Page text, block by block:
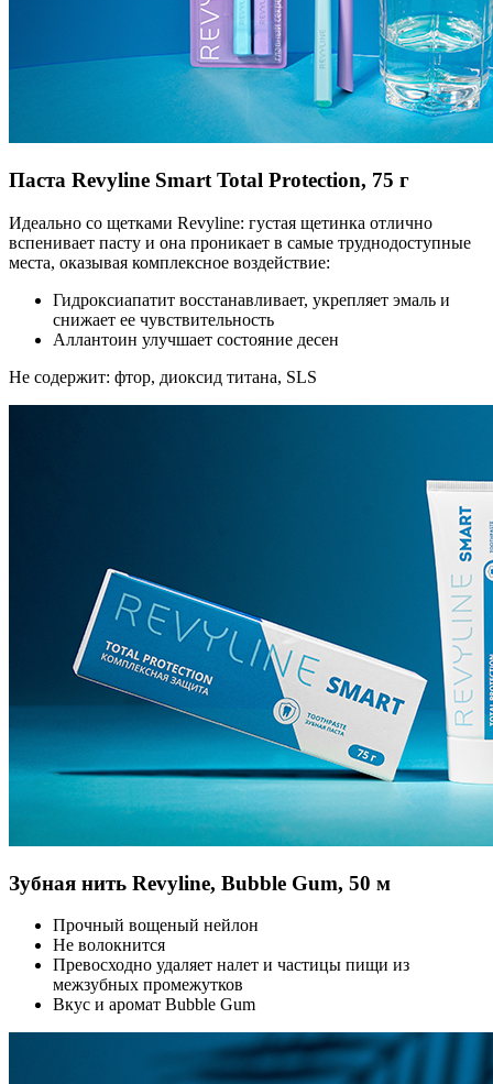
Паста Revyline Smart Total Protection, 75 г
Идеально со щетками Revyline: густая щетинка отлично
вспенивает пасту и она проникает в самые труднодоступные
места, оказывая комплексное воздействие:
Гидроксиапатит восстанавливает, укрепляет эмаль и
снижает ее чувствительность
Аллантоин улучшает состояние десен
Не содержит: фтор, диоксид титана, SLS
Зубная нить Revyline, Bubble Gum, 50 м
Прочный вощеный нейлон
Не волокнится
Превосходно удаляет налет и частицы пищи из
межзубных промежутков
Вкус и аромат Bubble Gum